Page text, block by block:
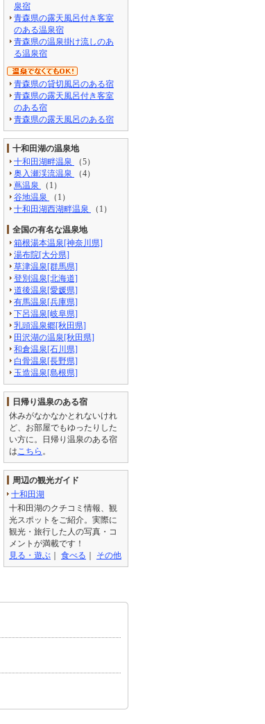
泉宿
青森県の露天風呂付き客室
のある温泉宿
青森県の温泉掛け流しのあ
る温泉宿
青森県の貸切風呂のある宿
青森県の露天風呂付き客室
のある宿
青森県の露天風呂のある宿
十和田湖の温泉地
十和田湖畔温泉
（5）
奥入瀬渓流温泉
（4）
蔦温泉
（1）
谷地温泉
（1）
十和田湖西湖畔温泉
（1）
全国の有名な温泉地
箱根湯本温泉[神奈川県]
湯布院[大分県]
草津温泉[群馬県]
登別温泉[北海道]
道後温泉[愛媛県]
有馬温泉[兵庫県]
下呂温泉[岐阜県]
乳頭温泉郷[秋田県]
田沢湖の温泉[秋田県]
和倉温泉[石川県]
白骨温泉[長野県]
玉造温泉[島根県]
日帰り温泉のある宿
休みがなかなかとれないけれ
ど、お部屋でもゆったりした
い方に。日帰り温泉のある宿
は こちら 。
周辺の観光ガイド
十和田湖
十和田湖のクチコミ情報、観
光スポットをご紹介。実際に
観光・旅行した人の写真・コ
メントが満載です！
見る・遊ぶ ｜ 食べる ｜ その他